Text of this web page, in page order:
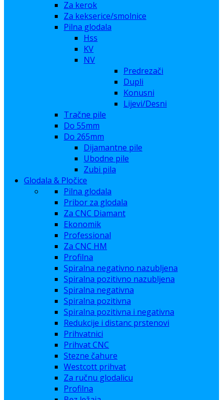
Za kerok
Za kekserice/smolnice
Pilna glodala
Hss
KV
NV
Predrezači
Dupli
Konusni
Lijevi/Desni
Tračne pile
Do 55mm
Do 265mm
Dijamantne pile
Ubodne pile
Zubi pila
Glodala & Pločice
Pilna glodala
Pribor za glodala
Za CNC Diamant
Ekonomik
Professional
Za CNC HM
Profilna
Spiralna negativno nazubljena
Spiralna pozitivno nazubljena
Spiralna negativna
Spiralna pozitivna
Spiralna pozitivna i negativna
Redukcije i distanc prstenovi
Prihvatnici
Prihvat CNC
Stezne čahure
Westcott prihvat
Za ručnu glodalicu
Profilna